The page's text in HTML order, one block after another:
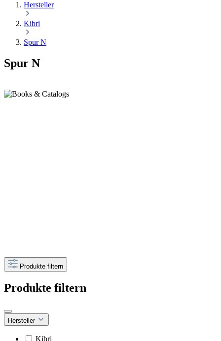
Hersteller
Kibri
Spur N
Spur N
Produkte filtern
Produkte filtern
Hersteller
Kibri